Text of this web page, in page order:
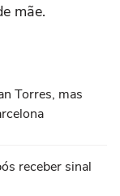
mãe.
Torres, mas
receber sinal